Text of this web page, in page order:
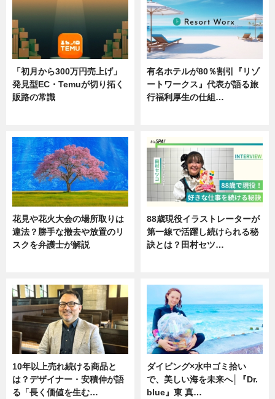
「初月から300万円売上げ」
発見型EC・Temuが切り拓く
販路の常識
有名ホテルが80％割引『リゾ
ートワークス』代表が語る旅
行福利厚生の仕組…
花見や花火大会の場所取りは
違法？勝手な撤去や放置のリ
スクを弁護士が解説
88歳現役イラストレーターが
第一線で活躍し続けられる秘
訣とは？田村セツ…
10年以上売れ続ける商品と
は？デザイナー・安積伸が語
る「長く価値を生む…
ダイビング×水中ゴミ拾い
で、美しい海を未来へ│『Dr.
blue』東 真…